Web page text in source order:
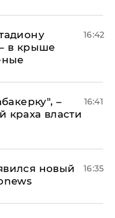
в крыше
16:42
–
краха власти
16:41
новый
16:35